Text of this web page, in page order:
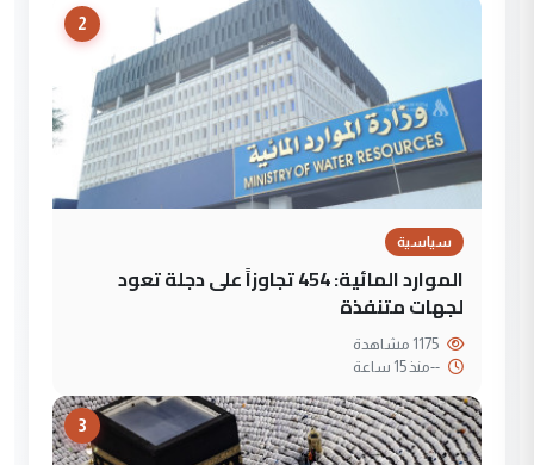
2
سياسية
الموارد المائية: 454 تجاوزاً على دجلة تعود
لجهات متنفذة
--منذ 15 ساعة
3